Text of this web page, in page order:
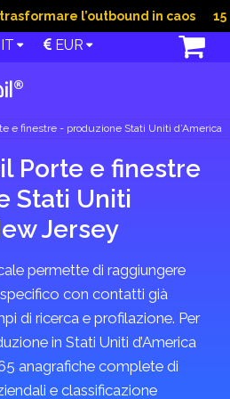
l’outbound in caos 15
IT EUR
e finestre - produzione Stati Uniti d’America
Porte e finestre
Stati Uniti
Jersey
permette di raggiungere
con contatti già
di ricerca e profilazione. Per
in Stati Uniti d’America
anagrafiche complete di
e classificazione